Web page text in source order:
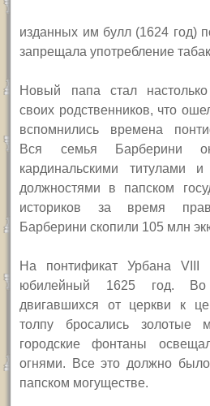
изданных им булл (1624 год)
запрещала употребление
Новый папа стал
своих родственников, что
вспомнились времена
Вся семья Барберини
кардинальскими титулами
должностями в папском
историков за время
Барберини скопили 105 млн
На понтификат Урбана VIII
юбилейный 1625 год. Во
двигавшихся от церкви к
толпу бросались золотые
городские фонтаны
огнями. Все это должно было
папском могуществе.